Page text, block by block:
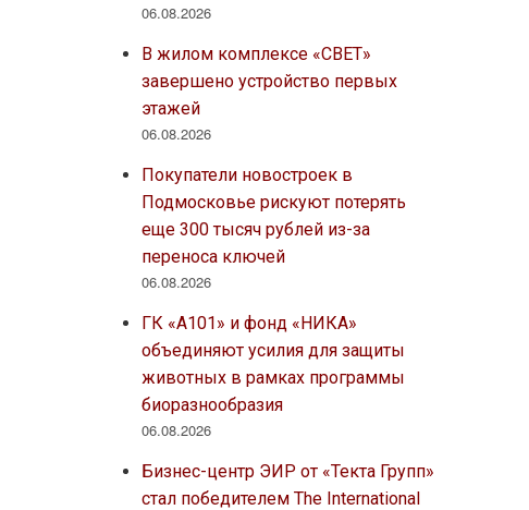
06.08.2026
В жилом комплексе «СВЕТ»
завершено устройство первых
этажей
06.08.2026
Покупатели новостроек в
Подмосковье рискуют потерять
еще 300 тысяч рублей из-за
переноса ключей
06.08.2026
ГК «А101» и фонд «НИКА»
объединяют усилия для защиты
животных в рамках программы
биоразнообразия
06.08.2026
Бизнес-центр ЭИР от «Текта Групп»
стал победителем The International